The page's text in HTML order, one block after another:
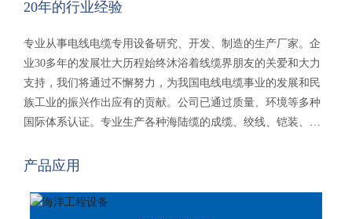
20年的行业经验
专业从事电线电缆专用设备研究、开发、制造的生产厂家。企
业30多年的发展壮大历程始终沐浴着线缆界朋友的关爱和大力
支持，我们将通过不懈努力，为我国电线电缆事业的发展和民
族工业的振兴作出应有的贡献。公司已通过质量、环境等多种
国际体系认证。专业生产各种海陆缆的成缆、绞线、铠装、绕
二十多个省、市、自治区，海外二十多个国家及地区，受到国
产品应用